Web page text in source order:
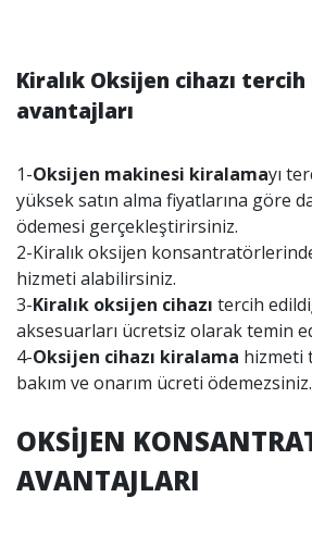
Kiralık Oksijen cihazı
avantajları
1-Oksijen makinesi kiralamayı
yüksek satın alma fiyatlarına göre
ödemesi gerçekleştirirsiniz.
2-Kiralık oksijen
hizmeti alabilirsiniz.
3-Kiralık oksijen cihazı tercih
aksesuarları ücretsiz olarak temin
4-Oksijen cihazı kiralama hizmeti
bakım ve onarım ücreti ödemezsiniz.
OKSİJEN
AVANTAJLARI